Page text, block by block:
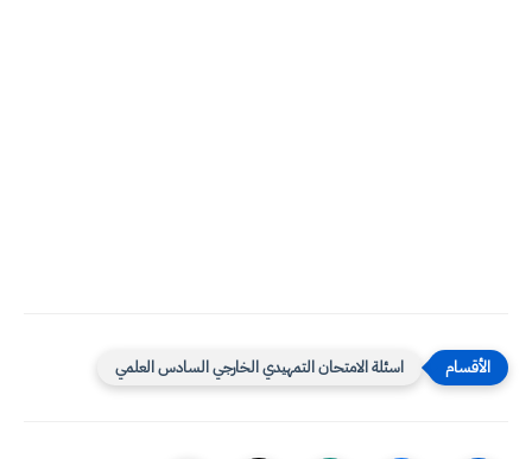
اسئلة الامتحان التمهيدي الخارجي السادس العلمي